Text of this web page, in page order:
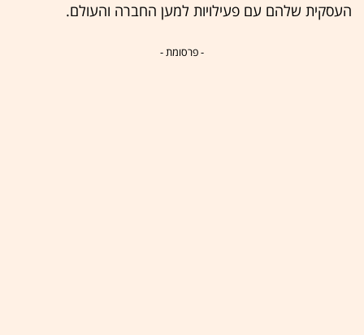
העסקית שלהם עם פעילויות למען החברה והעולם.
- פרסומת -